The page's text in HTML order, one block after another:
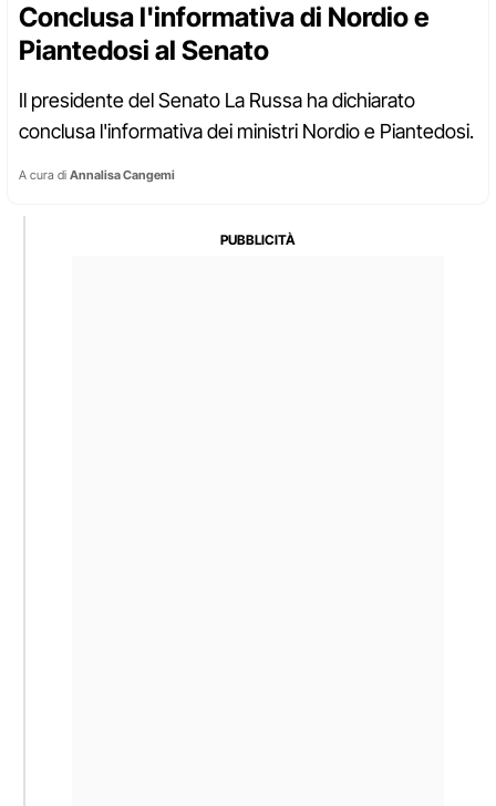
Conclusa l'informativa di Nordio e
Piantedosi al Senato
Il presidente del Senato La Russa ha dichiarato
conclusa l'informativa dei ministri Nordio e Piantedosi.
A cura di Annalisa Cangemi